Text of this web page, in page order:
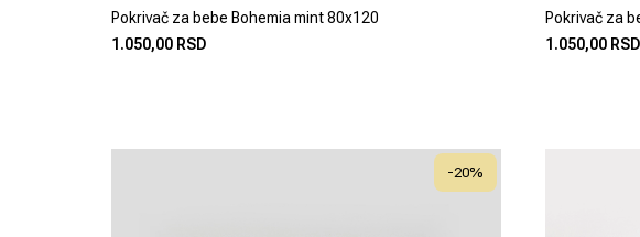
Pokrivač za bebe Bohemia mint 80x120
1.050,00 RSD
Pokrivač za
1.050,00 RSD
-20%